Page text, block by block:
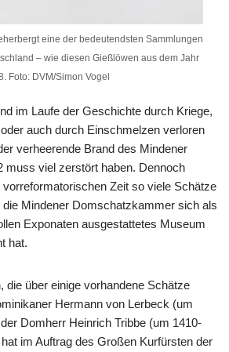
eine der bedeutendsten Sammlungen
– wie diesen Gießlöwen aus dem Jahr
Foto: DVM/Simon Vogel
im Laufe der Geschichte durch Kriege,
auch durch Einschmelzen verloren
verheerende Brand des Mindener
muss viel zerstört haben. Dennoch
Zeit so viele Schätze
Mindener Domschatzkammer sich als
Exponaten ausgestattetes Museum
hat.
die über einige vorhandene Schätze
Hermann von Lerbeck (um
Domherr Heinrich Tribbe (um 1410-
im Auftrag des Großen Kurfürsten der